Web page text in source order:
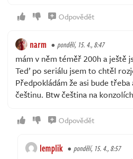
Odpovědět
narm pondělí, 15. 4., 8:47
mám v něm téměř 200h a ještě
Teď po seriálu jsem to chtěl
Předpokládám že asi bude
češtinu. Btw čeština na
Odpovědět
lemplik pondělí, 15. 4., 8:57